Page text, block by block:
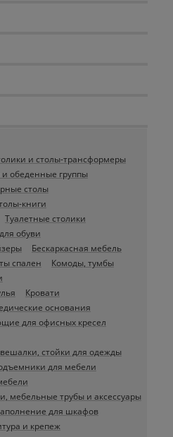
и столы-трансформеры
обеденные группы
столы
книги
Туалетные столики
обуви
Бескаркасная мебель
спален
Комоды, тумбы
Кровати
основания
для офисных кресел
стойки для одежды
для мебели
мебельные трубы и аксессуары
для шкафов
и крепеж